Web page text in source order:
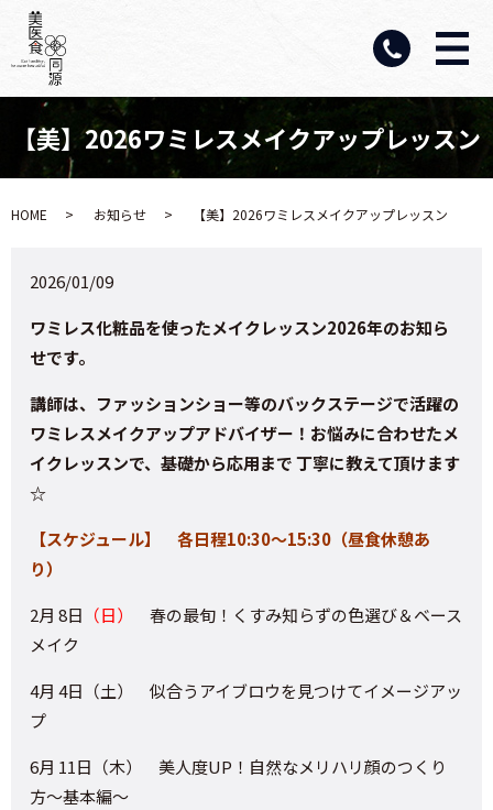
【美】2026ワミレスメイクアップレッスン
HOME お知らせ 【美】2026ワミレスメイクアップレッスン
2026/01/09
ワミレス化粧品を使ったメイクレッスン2026年のお知ら
せです。
講師は、ファッションショー等のバックステージで活躍の
ワミレスメイクアップアドバイザー！お悩みに合わせたメ
イクレッスンで、基礎から応用まで 丁寧に教えて頂けます
☆
【スケジュール】 各日程10:30～15:30（昼食休憩あ
り）
2月 8日 （日）
春の最旬！くすみ知らずの色選び＆ベース
メイク
4月 4日（土） 似合うアイブロウを見つけてイメージアッ
プ
6月 11日（木） 美人度UP！自然なメリハリ顔のつくり
方～基本編～